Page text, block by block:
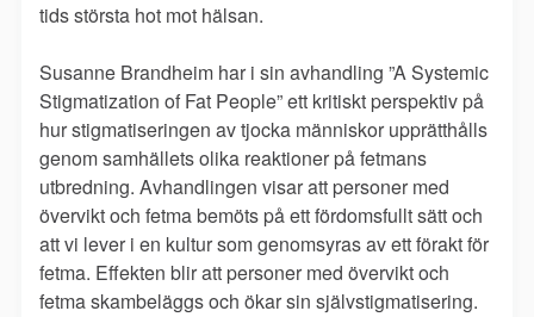
tids största hot mot hälsan.
Susanne Brandheim har i sin avhandling ”A Systemic
Stigmatization of Fat People” ett kritiskt perspektiv på
hur stigmatiseringen av tjocka människor upprätthålls
genom samhällets olika reaktioner på fetmans
utbredning. Avhandlingen visar att personer med
övervikt och fetma bemöts på ett fördomsfullt sätt och
att vi lever i en kultur som genomsyras av ett förakt för
fetma. Effekten blir att personer med övervikt och
fetma skambeläggs och ökar sin självstigmatisering.